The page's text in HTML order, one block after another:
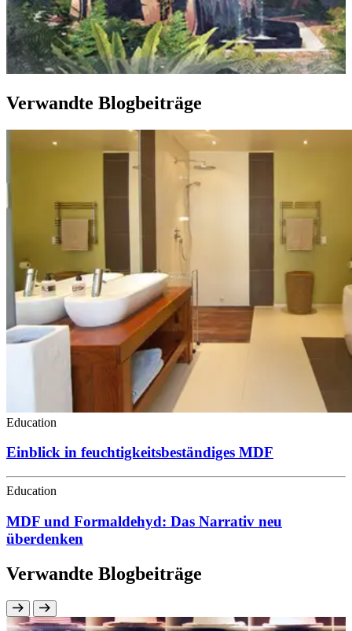
Verwandte Blogbeiträge
Education
Einblick in feuchtigkeitsbeständiges MDF
Education
MDF und Formaldehyd: Das Narrativ neu
überdenken
Verwandte Blogbeiträge